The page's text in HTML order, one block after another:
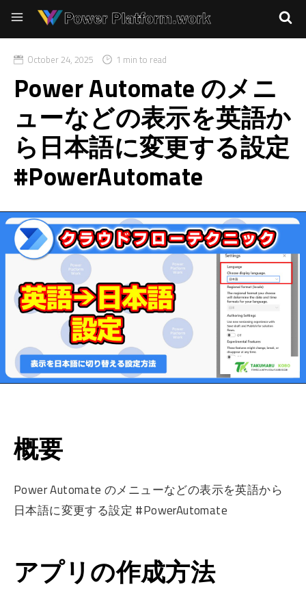
October 24, 2025 1 min to read
Power Automate のメニ
ューなどの表示を英語か
ら日本語に変更する設定
#PowerAutomate
概要
Power Automate のメニューなどの表示を英語から
日本語に変更する設定 #PowerAutomate
アプリの作成方法